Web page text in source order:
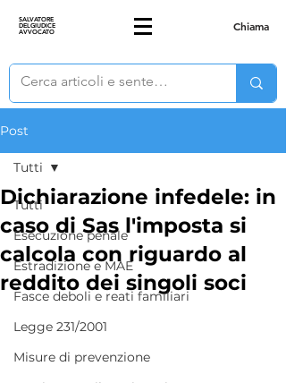
SALVATORE
DELGIUDICE
AVVOCATO Chiama
Post
Tutti
Esecuzione penale
Estradizione e MAE
Fasce deboli e reati familiari
Legge 231/2001
Misure di prevenzione
Tutti
Dichiarazione infedele: in
caso di Sas l'imposta si
calcola con riguardo al
reddito dei singoli soci